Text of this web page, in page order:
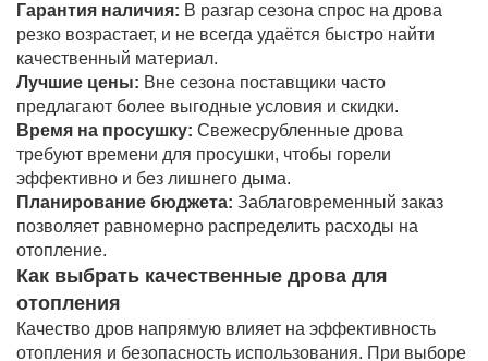
Гарантия наличия: В разгар сезона спрос на дрова
резко возрастает, и не всегда удаётся быстро найти
качественный материал.
Лучшие цены: Вне сезона поставщики часто
предлагают более выгодные условия и скидки.
Время на просушку: Свежесрубленные дрова
требуют времени для просушки, чтобы горели
эффективно и без лишнего дыма.
Планирование бюджета: Заблаговременный заказ
позволяет равномерно распределить расходы на
отопление.
Как выбрать качественные дрова для
отопления
Качество дров напрямую влияет на эффективность
отопления и безопасность использования. При выборе